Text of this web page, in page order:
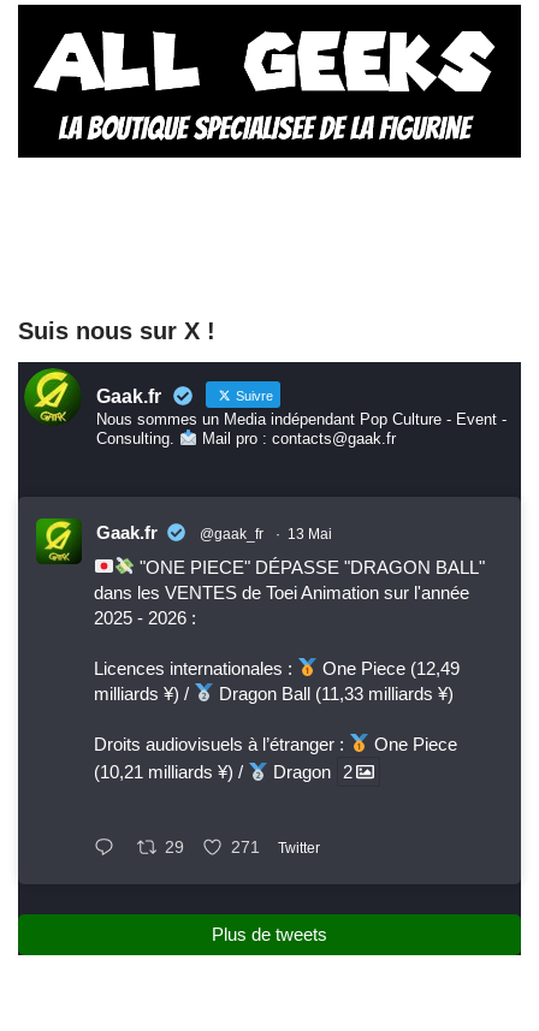
Suis nous sur X !
Gaak.fr Suivre
Nous sommes un Media indépendant Pop Culture - Event -
Consulting.
Mail pro : contacts@gaak.fr
Gaak.fr @gaak_fr · 13 Mai
"ONE PIECE" DÉPASSE "DRAGON BALL"
dans les VENTES de Toei Animation sur l'année
2025 - 2026 :
Licences internationales :
One Piece (12,49
milliards ¥) /
Dragon Ball (11,33 milliards ¥)
Droits audiovisuels à l’étranger :
One Piece
(10,21 milliards ¥) /
Dragon 2
29 271 Twitter
Plus de tweets